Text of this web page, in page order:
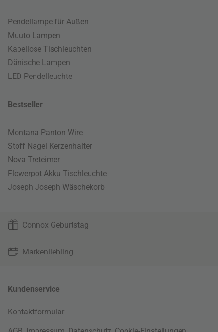
Pendellampe für Außen
Muuto Lampen
Kabellose Tischleuchten
Dänische Lampen
LED Pendelleuchte
Bestseller
Montana Panton Wire
Stoff Nagel Kerzenhalter
Nova Treteimer
Flowerpot Akku Tischleuchte
Joseph Joseph Wäschekorb
Connox Geburtstag
Markenliebling
Kundenservice
Kontaktformular